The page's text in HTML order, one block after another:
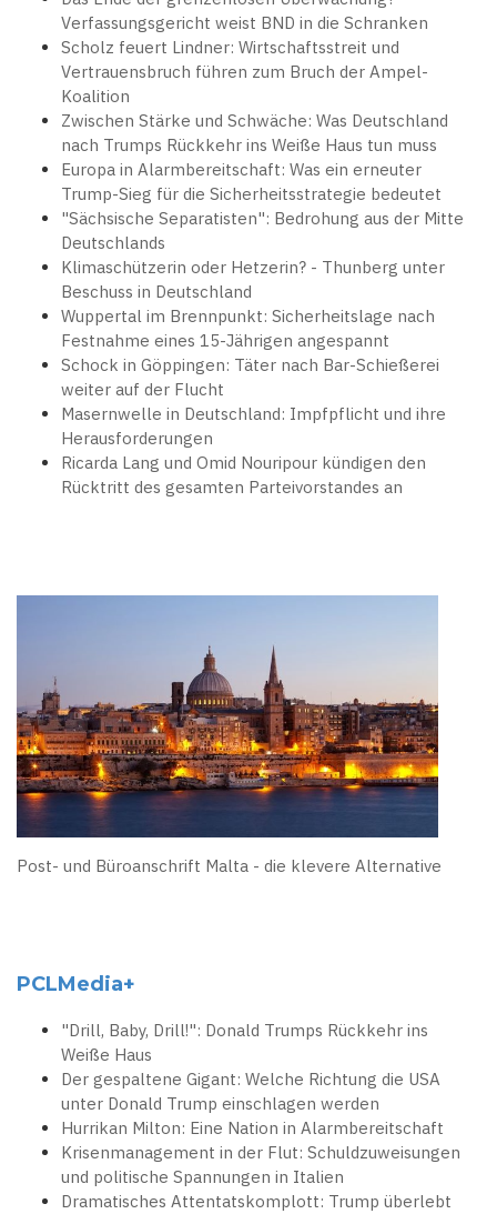
Verfassungsgericht weist BND in die Schranken
Scholz feuert Lindner: Wirtschaftsstreit und
Vertrauensbruch führen zum Bruch der Ampel-
Koalition
Zwischen Stärke und Schwäche: Was Deutschland
nach Trumps Rückkehr ins Weiße Haus tun muss
Europa in Alarmbereitschaft: Was ein erneuter
Trump-Sieg für die Sicherheitsstrategie bedeutet
"Sächsische Separatisten": Bedrohung aus der Mitte
Deutschlands
Klimaschützerin oder Hetzerin? - Thunberg unter
Beschuss in Deutschland
Wuppertal im Brennpunkt: Sicherheitslage nach
Festnahme eines 15-Jährigen angespannt
Schock in Göppingen: Täter nach Bar-Schießerei
weiter auf der Flucht
Masernwelle in Deutschland: Impfpflicht und ihre
Herausforderungen
Ricarda Lang und Omid Nouripour kündigen den
Rücktritt des gesamten Parteivorstandes an
Post- und Büroanschrift Malta - die klevere Alternative
PCLMedia+
"Drill, Baby, Drill!": Donald Trumps Rückkehr ins
Weiße Haus
Der gespaltene Gigant: Welche Richtung die USA
unter Donald Trump einschlagen werden
Hurrikan Milton: Eine Nation in Alarmbereitschaft
Krisenmanagement in der Flut: Schuldzuweisungen
und politische Spannungen in Italien
Dramatisches Attentatskomplott: Trump überlebt